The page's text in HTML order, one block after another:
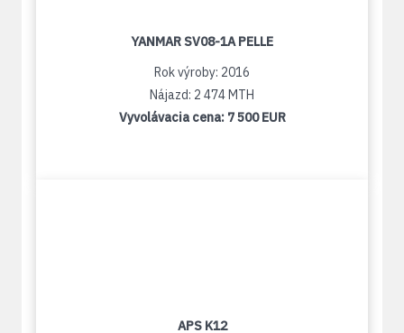
YANMAR SV08-1A PELLE
Rok výroby: 2016
Nájazd: 2 474 MTH
Vyvolávacia cena: 7 500 EUR
APS K12